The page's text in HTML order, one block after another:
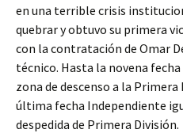
en una terrible crisis
quebrar y obtuvo su primera
con la contratación de Omar
técnico. Hasta la novena
zona de descenso a la
última fecha Independiente
despedida de Primera División.